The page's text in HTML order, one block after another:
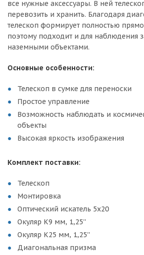
все нужные аксессуары. В ней
перевозить и хранить. Благодаря
телескоп формирует полностью
поэтому подходит и для наблюдения
наземными объектами.
Основные особенности:
Телескоп в сумке для переноски
Простое управление
Возможность наблюдать и
объекты
Высокая яркость изображения
Комплект поставки:
Телескоп
Монтировка
Оптический искатель 5х20
Окуляр K9 мм, 1,25''
Окуляр K25 мм, 1,25''
Диагональная призма